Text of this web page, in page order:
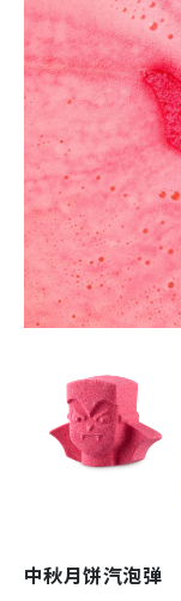
中秋月饼汽泡弹